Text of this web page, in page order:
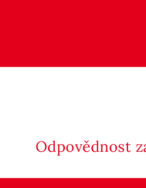
Odpovědnost